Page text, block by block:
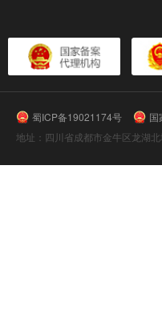
蜀ICP备19021174号 国
地址：四川省成都市金牛区龙湖